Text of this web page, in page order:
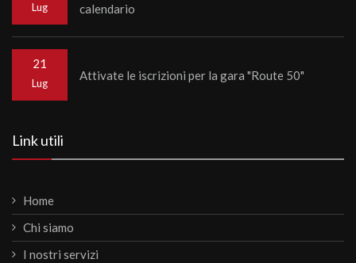
Lug
calendario
21
Lug
Attivate le iscrizioni per la gara "Route 50"
Link utili
Home
Chi siamo
I nostri servizi